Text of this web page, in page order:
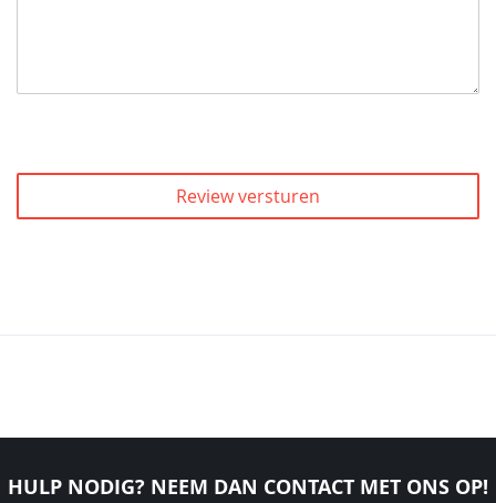
Review versturen
HULP NODIG? NEEM DAN CONTACT MET ONS OP!